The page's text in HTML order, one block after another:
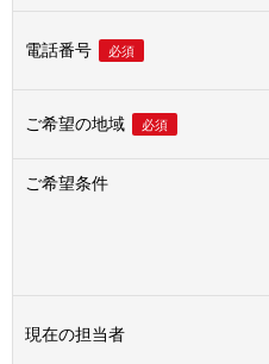
電話番号 必須
ご希望の地域 必須
ご希望条件
現在の担当者